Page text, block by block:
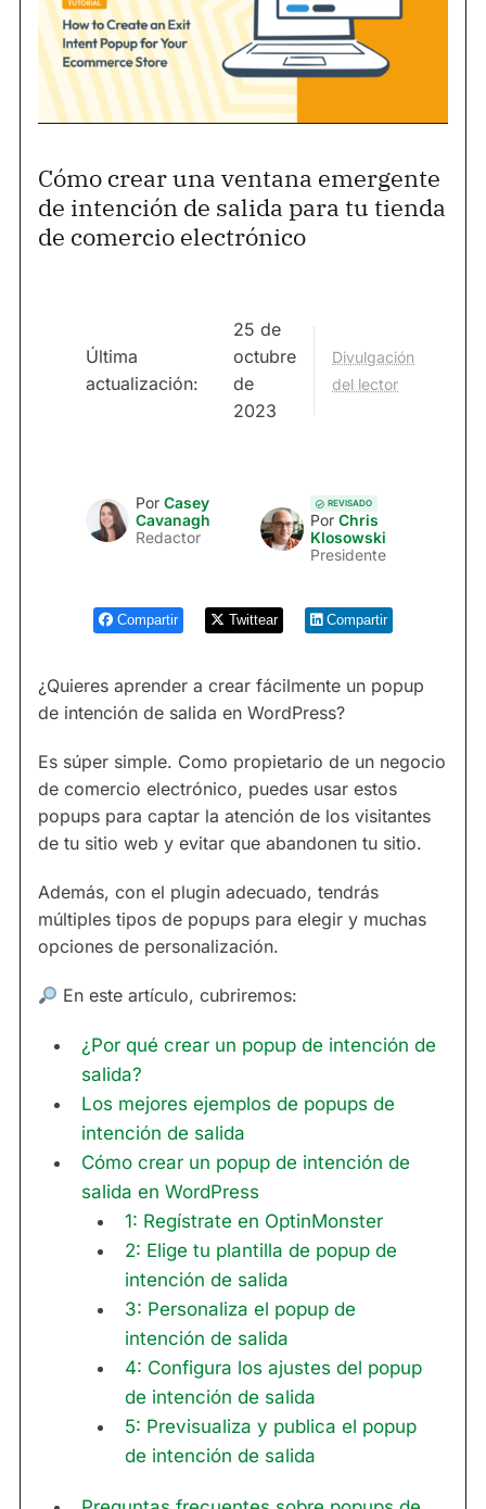
Cómo crear una ventana emergente
de intención de salida para tu tienda
de comercio electrónico
Última
actualización:
25 de
octubre
de
2023
Divulgación
del lector
Por Casey
Cavanagh
Redactor
REVISADO
Por Chris
Klosowski
Presidente
Compartir Twittear Compartir
¿Quieres aprender a crear fácilmente un popup
de intención de salida en WordPress?
Es súper simple. Como propietario de un negocio
de comercio electrónico, puedes usar estos
popups para captar la atención de los visitantes
de tu sitio web y evitar que abandonen tu sitio.
Además, con el plugin adecuado, tendrás
múltiples tipos de popups para elegir y muchas
opciones de personalización.
En este artículo, cubriremos:
¿Por qué crear un popup de intención de
salida?
Los mejores ejemplos de popups de
intención de salida
Cómo crear un popup de intención de
salida en WordPress
1: Regístrate en OptinMonster
2: Elige tu plantilla de popup de
intención de salida
3: Personaliza el popup de
intención de salida
4: Configura los ajustes del popup
de intención de salida
5: Previsualiza y publica el popup
de intención de salida